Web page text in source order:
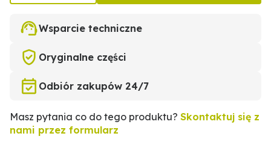
Wsparcie techniczne
Oryginalne części
Odbiór zakupów 24/7
Masz pytania co do tego produktu? Skontaktuj się z
nami przez formularz